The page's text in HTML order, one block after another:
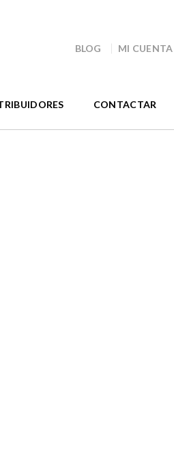
BLOG MI CUENTA
CONTACTAR